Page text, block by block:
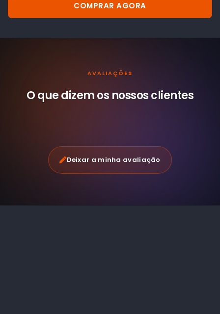
COMPRAR AGORA
AVALIAÇÕES
O que dizem os nossosclientes
Deixar a minha avaliação